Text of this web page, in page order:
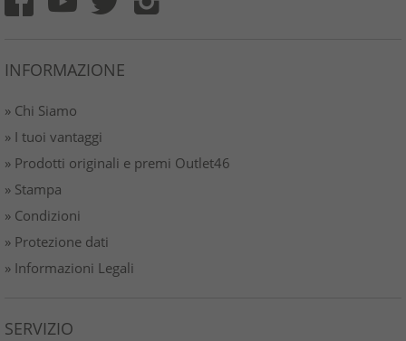
INFORMAZIONE
» Chi Siamo
» I tuoi vantaggi
» Prodotti originali e premi Outlet46
» Stampa
» Condizioni
» Protezione dati
» Informazioni Legali
SERVIZIO